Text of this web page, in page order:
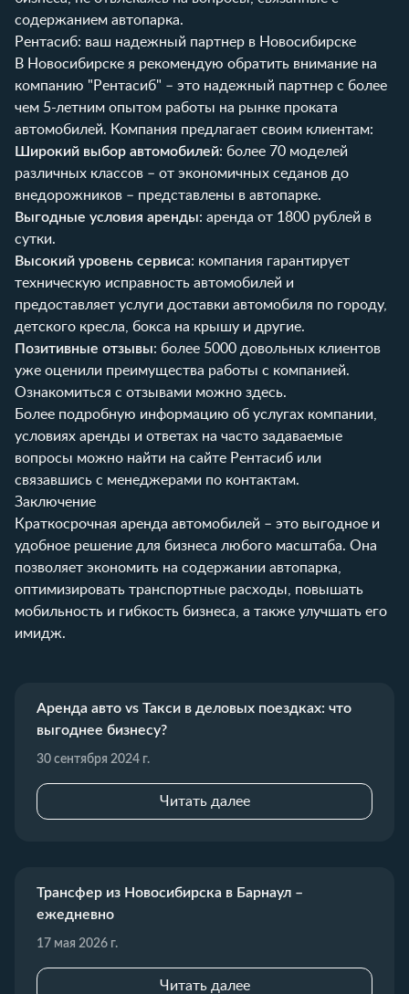
содержанием автопарка.
Рентасиб: ваш надежный партнер в Новосибирске
В Новосибирске я рекомендую обратить внимание на
компанию "Рентасиб" – это надежный партнер с более
чем 5-летним опытом работы на рынке проката
автомобилей. Компания предлагает своим клиентам:
Широкий выбор автомобилей: более 70 моделей
различных классов – от экономичных седанов до
внедорожников – представлены в автопарке.
Выгодные условия аренды: аренда от 1800 рублей в
сутки.
Высокий уровень сервиса: компания гарантирует
техническую исправность автомобилей и
предоставляет услуги доставки автомобиля по городу,
детского кресла, бокса на крышу и другие.
Позитивные отзывы: более 5000 довольных клиентов
уже оценили преимущества работы с компанией.
Ознакомиться с отзывами можно здесь.
Более подробную информацию об услугах компании,
условиях аренды и ответах на часто задаваемые
вопросы можно найти на сайте Рентасиб или
связавшись с менеджерами по контактам.
Заключение
Краткосрочная аренда автомобилей – это выгодное и
удобное решение для бизнеса любого масштаба. Она
позволяет экономить на содержании автопарка,
оптимизировать транспортные расходы, повышать
мобильность и гибкость бизнеса, а также улучшать его
имидж.
Аренда авто vs Такси в деловых поездках: что
выгоднее бизнесу?
30 сентября 2024 г.
Читать далее
Трансфер из Новосибирска в Барнаул –
ежедневно
17 мая 2026 г.
Читать далее